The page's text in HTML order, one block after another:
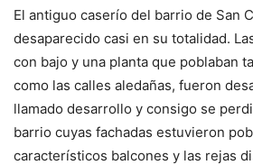
El antiguo caserío del barrio de San
desaparecido casi en su totalidad.
con bajo y una planta que poblaban
como las calles aledañas, fueron
llamado desarrollo y consigo se
barrio cuyas fachadas estuvieron
característicos balcones y las rejas